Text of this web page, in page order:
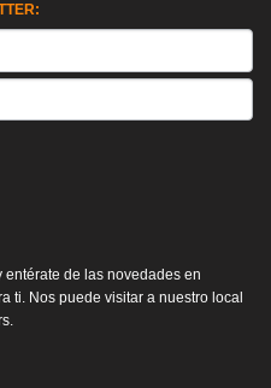
de las novedades en
ti. Nos puede visitar a nuestro local